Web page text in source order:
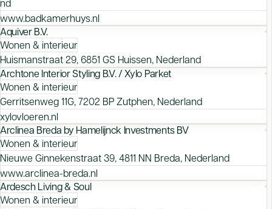
nd
www.badkamerhuys.nl
Aquiver B.V.
Wonen & interieur
Huismanstraat 29, 6851 GS Huissen, Nederland
Archtone Interior Styling B.V. / Xylo Parket
Wonen & interieur
Gerritsenweg 11G, 7202 BP Zutphen, Nederland
xylovloeren.nl
Arclinea Breda by Hamelijnck Investments BV
Wonen & interieur
Nieuwe Ginnekenstraat 39, 4811 NN Breda, Nederland
www.arclinea-breda.nl
Ardesch Living & Soul
Wonen & interieur